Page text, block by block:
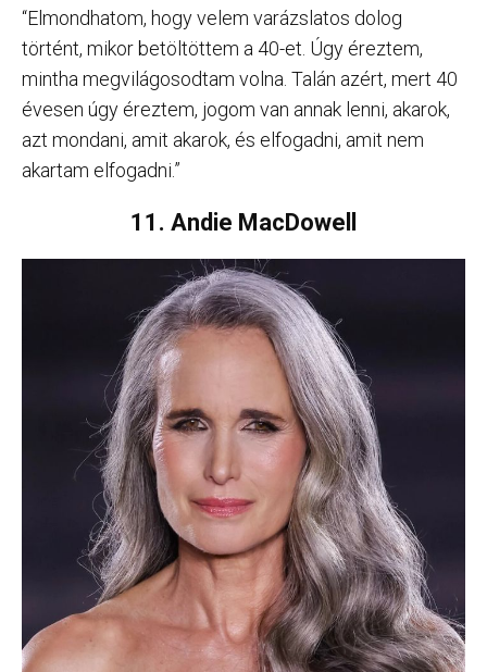
“Elmondhatom, hogy velem varázslatos dolog
történt, mikor betöltöttem a 40-et. Úgy éreztem,
mintha megvilágosodtam volna. Talán azért, mert 40
évesen úgy éreztem, jogom van annak lenni, akarok,
azt mondani, amit akarok, és elfogadni, amit nem
akartam elfogadni.”
11. Andie MacDowell